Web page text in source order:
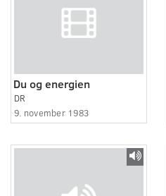
Du og energien
DR
9. november 1983